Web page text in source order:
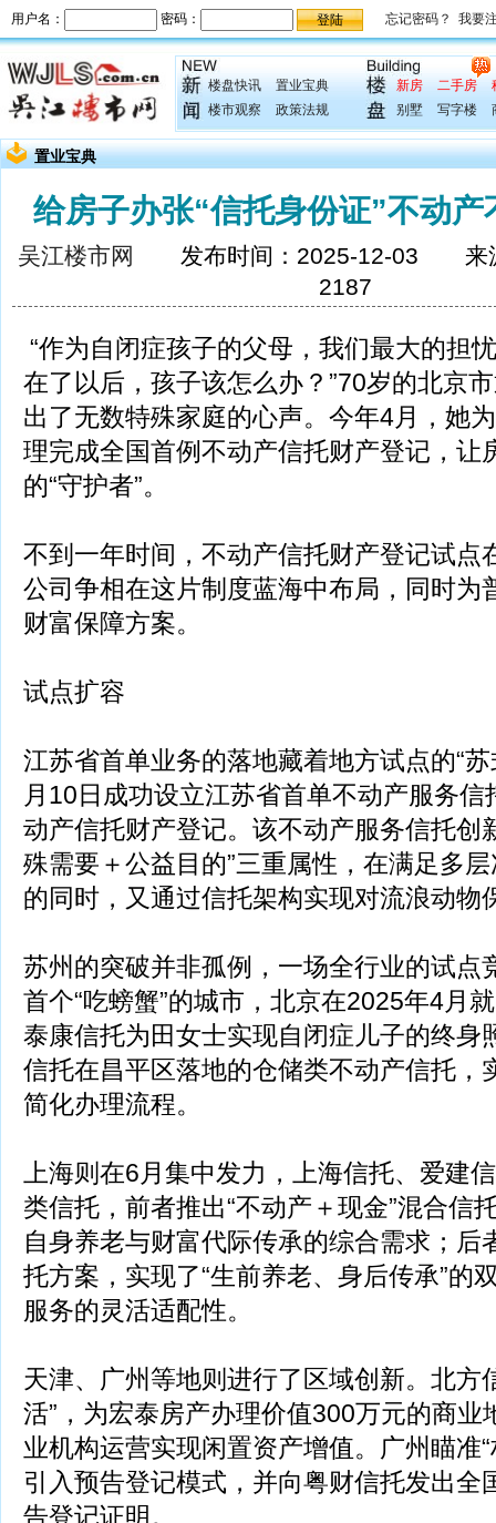
楼盘快讯
置业宝典
楼市观察
政策法规
新房 二手房
别墅
写字楼
置业宝典
给房子办张“信托身份证”不动产
吴江楼市网
发布时间：2025-12-03 来
2187
“作为自闭症孩子的父母，我们最大的担
在了以后，孩子该怎么办？”70岁的北京
出了无数特殊家庭的心声。今年4月，她
理完成全国首例不动产信托财产登记，让
的“守护者”。
不到一年时间，不动产信托财产登记试点
公司争相在这片制度蓝海中布局，同时为
财富保障方案。
试点扩容
江苏省首单业务的落地藏着地方试点的“
月10日成功设立江苏省首单不动产服务
动产信托财产登记。该不动产服务信托创
殊需要＋公益目的”三重属性，在满足多
的同时，又通过信托架构实现对流浪动物
苏州的突破并非孤例，一场全行业的试点
首个“吃螃蟹”的城市，北京在2025年4月
泰康信托为田女士实现自闭症儿子的终身
信托在昌平区落地的仓储类不动产信托，
简化办理流程。
上海则在6月集中发力，上海信托、爱建
类信托，前者推出“不动产＋现金”混合信
自身养老与财富代际传承的综合需求；后
托方案，实现了“生前养老、身后传承”的
服务的灵活适配性。
天津、广州等地则进行了区域创新。北方
活”，为宏泰房产办理价值300万元的商业
业机构运营实现闲置资产增值。广州瞄准
引入预告登记模式，并向粤财信托发出全
告登记证明。